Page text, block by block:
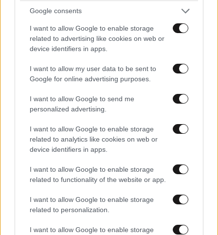
Google consents
I want to allow Google to enable storage
related to advertising like cookies on web or
device identifiers in apps.
I want to allow my user data to be sent to
Google for online advertising purposes.
I want to allow Google to send me
personalized advertising.
I want to allow Google to enable storage
related to analytics like cookies on web or
device identifiers in apps.
I want to allow Google to enable storage
related to functionality of the website or app.
I want to allow Google to enable storage
related to personalization.
I want to allow Google to enable storage
Ο καιρός τον Δεκαπενταύγουστο: Πτώση της
θερμοκρασίας και ενίσχυση των ανέμων – Που
θα εκδηλωθούν καταιγίδες